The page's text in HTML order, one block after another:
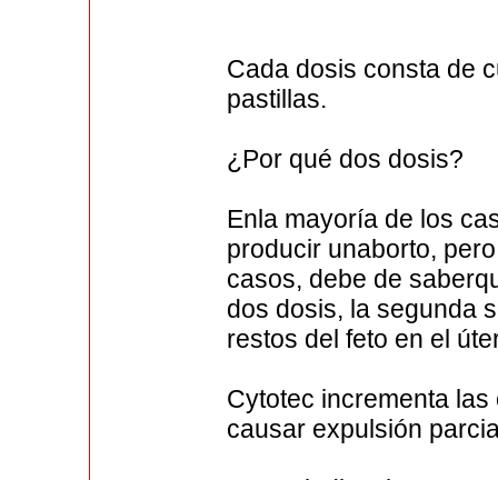
Cada dosis consta de
pastillas.
¿Por qué dos dosis?
Enla mayoría de los
producir unaborto,
casos, debe de
dos dosis, la segunda
restos del feto en el
Cytotec incrementa
causar expulsión